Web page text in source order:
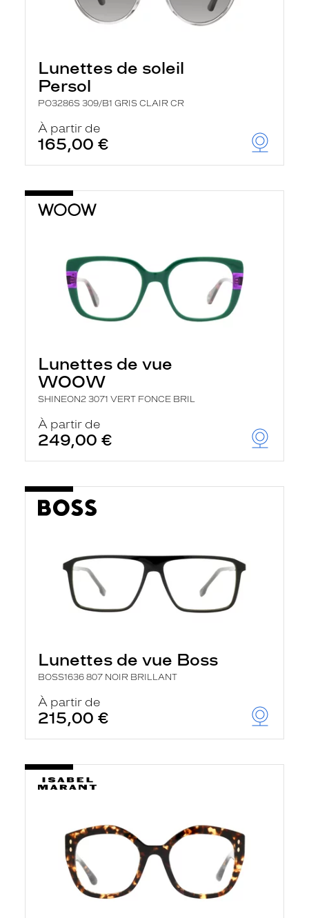
Lunettes de soleil
Persol
PO3286S 309/B1 GRIS CLAIR CR
À partir de
165,00 €
Lunettes de vue
WOOW
SHINEON2 3071 VERT FONCE BRIL
À partir de
249,00 €
Lunettes de vue Boss
BOSS1636 807 NOIR BRILLANT
À partir de
215,00 €